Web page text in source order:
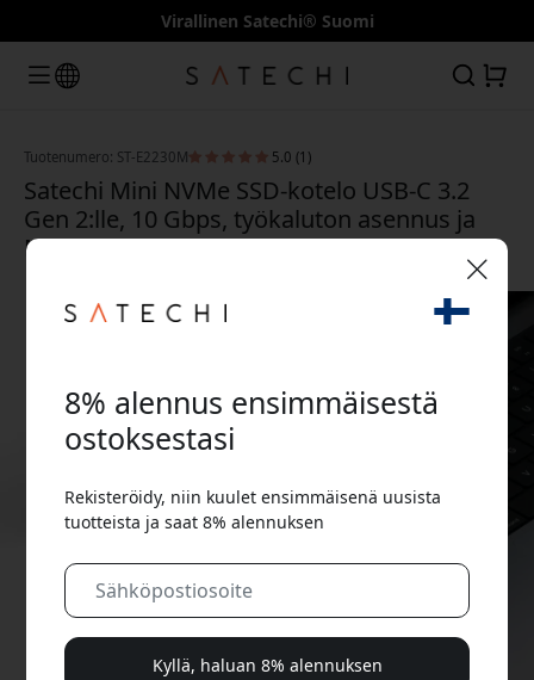
Virallinen Satechi® Suomi
Tuotenumero: ST-E2230M 5.0 (1)
Satechi Mini NVMe SSD-kotelo USB-C 3.2
Gen 2:lle, 10 Gbps, työkaluton asennus ja
M.2 NVMe 2230–2280 - Avaruuden harmaa
8% alennus ensimmäisestä
ostoksestasi
Rekisteröidy, niin kuulet ensimmäisenä uusista
tuotteista ja saat 8% alennuksen
Kyllä, haluan 8% alennuksen
🎉 Alennuskoodisi:
Käytä tätä koodia kassalla saadaksesi 8%
alennuksen.